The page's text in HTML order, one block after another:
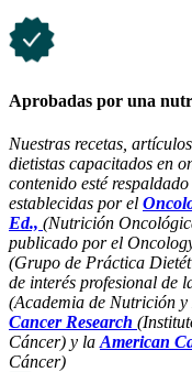
Aprobadas por una
Nuestras recetas,
dietistas capacitados en
contenido esté
establecidas por el
Ed., (Nutrición
publicado por el
(Grupo de Práctica
de interés profesional de
(Academia de Nutrición
Cancer Research
Cáncer) y la American
Cáncer)